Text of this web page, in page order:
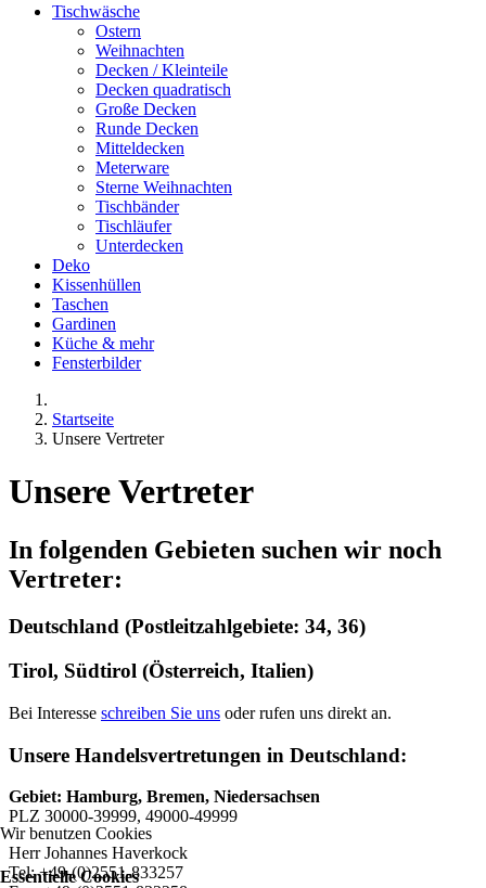
Tischwäsche
Ostern
Weihnachten
Decken / Kleinteile
Decken quadratisch
Große Decken
Runde Decken
Mitteldecken
Meterware
Sterne Weihnachten
Tischbänder
Tischläufer
Unterdecken
Deko
Kissenhüllen
Taschen
Gardinen
Küche & mehr
Fensterbilder
Startseite
Unsere Vertreter
Unsere Vertreter
In folgenden Gebieten suchen wir noch
Vertreter:
Deutschland (Postleitzahlgebiete: 34, 36)
Tirol, Südtirol (Österreich, Italien)
Bei Interesse schreiben Sie uns oder rufen uns direkt an.
Unsere Handelsvertretungen in Deutschland:
Gebiet: Hamburg, Bremen, Niedersachsen
PLZ 30000-39999, 49000-49999
Herr Johannes Haverkock
Tel: +49-(0)2551-833257
Wir benutzen Cookies
Essentielle Cookies